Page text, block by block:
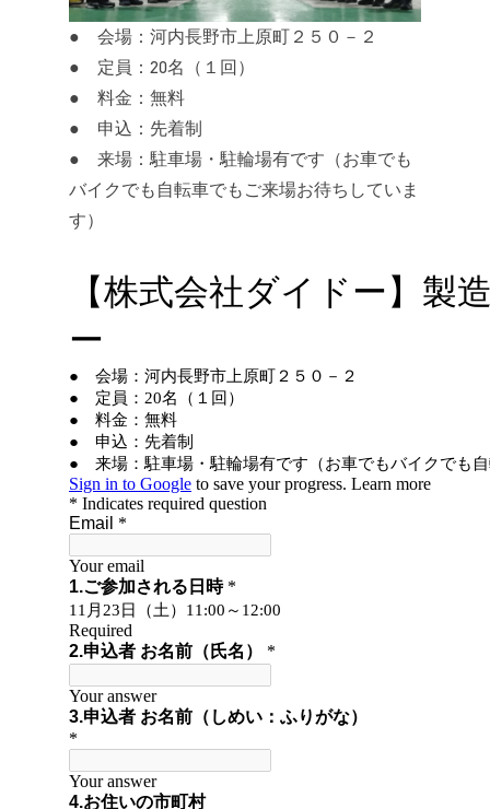
● 会場：河内長野市上原町２５０－２
● 定員：20名（１回）
● 料金：無料
● 申込：先着制
● 来場：駐車場・駐輪場有です（お車でも
バイクでも自転車でもご来場お待ちしていま
す）